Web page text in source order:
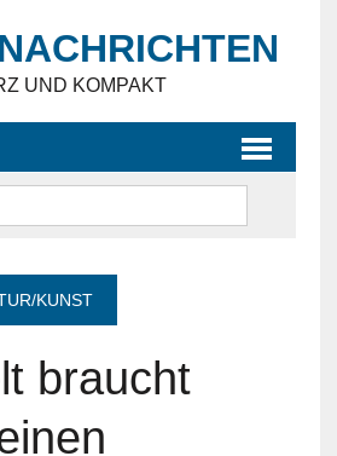
UND KOMPAKT
KUNST
braucht